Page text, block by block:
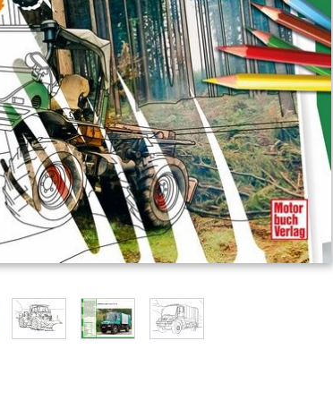
image
View larger imageView larger imageView larger image